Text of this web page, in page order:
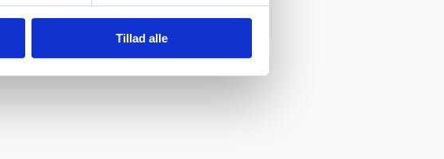
Tillad alle